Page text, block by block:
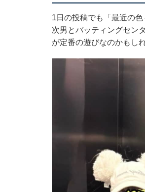
1日の投稿でも「最近の
次男とバッティングセン
が定番の遊びなのかもし